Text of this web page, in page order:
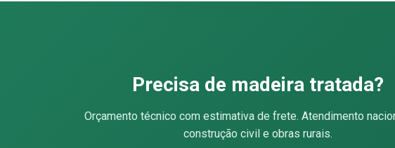
Precisa de madeira tratada?
Orçamento técnico com estimativa de frete. Atendimento
construção civil e obras rurais.